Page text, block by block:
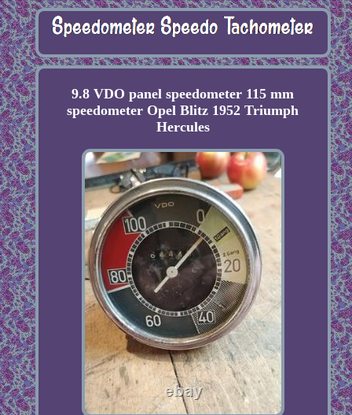
9.8 VDO panel speedometer 115 mm
speedometer Opel Blitz 1952 Triumph
Hercules